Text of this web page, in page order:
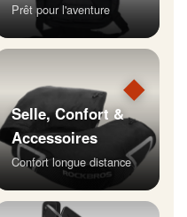
Prêt pour l'aventure
◆
Selle, Confort &
Accessoires
Confort longue distance